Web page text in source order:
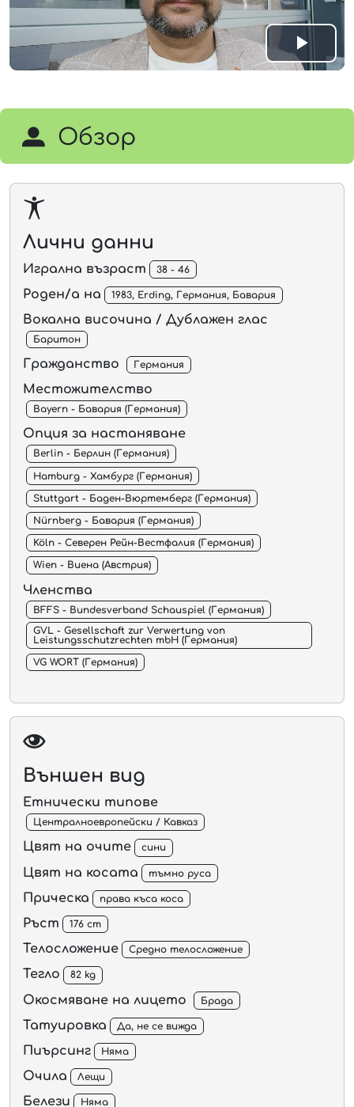
Play
Обзор
Лични данни
Игрална възраст 38 - 46
Роден/а на 1983, Erding, Германия, Бавария
Вокална височина / Дублажен глас
Баритон
Гражданство Германия
Местожителство
Bayern - Бавария (Германия)
Опция за настаняване
Berlin - Берлин (Германия)
Hamburg - Хамбург (Германия)
Stuttgart - Баден-Вюртемберг (Германия)
Nürnberg - Бавария (Германия)
Köln - Северен Рейн-Вестфалия (Германия)
Wien - Виена (Австрия)
Членства
BFFS - Bundesverband Schauspiel (Германия)
GVL - Gesellschaft zur Verwertung von
Leistungsschutzrechten mbH (Германия)
VG WORT (Германия)
Външен вид
Етнически типове
Централноевропейски / Кавказ
Цвят на очите сини
Цвят на косата тъмно руса
Прическа права къса коса
Ръст 176 cm
Телосложение Средно телосложение
Тегло 82 kg
Окосмяване на лицето Брада
Татуировка Да, не се вижда
Пиърсинг Няма
Очила Лещи
Белези Няма